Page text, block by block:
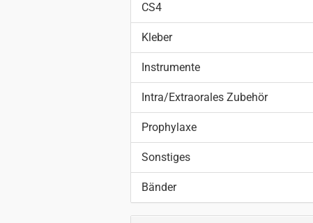
CS4
Kleber
Instrumente
Intra/Extraorales Zubehör
Prophylaxe
Sonstiges
Bänder